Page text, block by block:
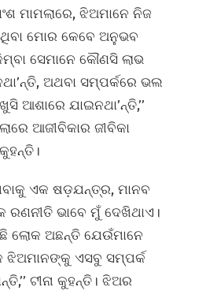
ମାମଲାରେ, ଝିଅମାନେ ନିଜ
ମୋର କେବେ ଅନୁଭବ
ସେମାନେ କୌଣସି ଲାଭ
ଅଥବା ସମ୍ପର୍କରେ ଭଲ
ଆଶାରେ ଯାଇନଥା’ନ୍ତି,’’
ଆଜୀବିକାର ଜୀବିକା
ଏକ ଷଡ଼ଯନ୍ତ୍ର, ମାନବ
ରଣନୀତି ଭାବେ ମୁଁ ଦେଖିଥାଏ।
ଲୋକ ଅଛନ୍ତି ଯେଉଁମାନେ
ଏସବୁ ସମ୍ପର୍କ
ଟୀନା କୁହନ୍ତି। ଝିଅର